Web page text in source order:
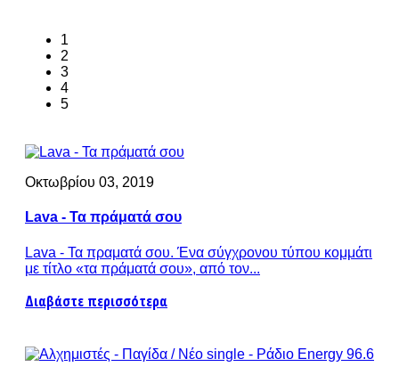
1
2
3
4
5
Οκτωβρίου 03, 2019
Lava - Τα πράματά σου
Lava - Τα πραματά σου. Ένα σύγχρονου τύπου κομμάτι
με τίτλο «τα πράματά σου», από τον...
Διαβάστε περισσότερα